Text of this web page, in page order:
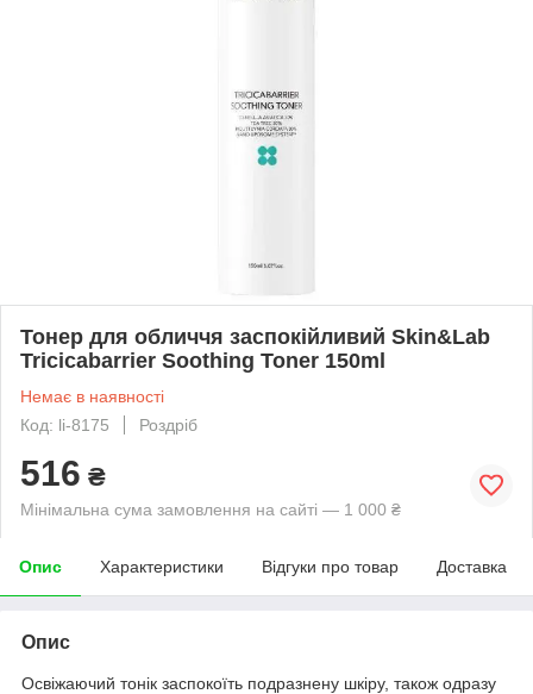
Тонер для обличчя заспокійливий Skin&Lab
Tricicabarrier Soothing Toner 150ml
Немає в наявності
Код: li-8175
Роздріб
516 ₴
Мінімальна сума замовлення на сайті — 1 000 ₴
Опис Характеристики Відгуки про товар Доставка
Опис
Освіжаючий тонік заспокоїть подразнену шкіру, також одразу